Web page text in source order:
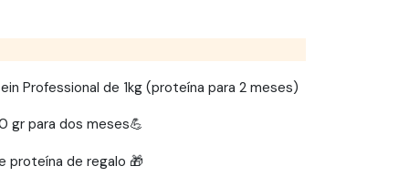
Professional de 1kg (proteína para 2 meses)
gr para dos meses💪
proteína de regalo 🎁